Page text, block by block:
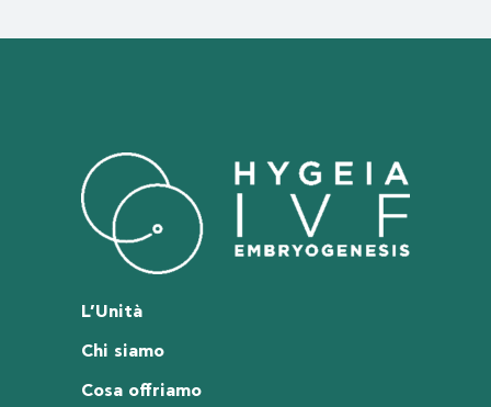
L’Unità
Chi siamo
Cosa offriamo